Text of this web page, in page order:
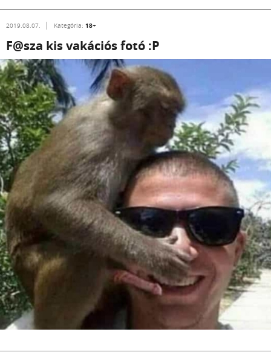
2019.08.07. Kategória: 18+
F@sza kis vakációs fotó :P